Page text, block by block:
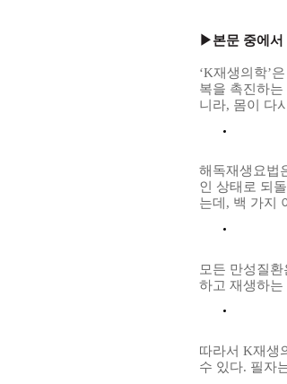
▶본문 중에서
‘K재생의학’
복을 촉진하
니라, 몸이 다
해독재생요법
인 상태로 되
는데 , 백 가지
모든 만성질
하고 재생하
따라서 K재생
수 있다. 필자